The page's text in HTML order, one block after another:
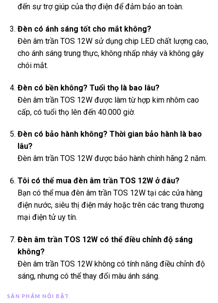
đến sự trợ giúp của thợ điện để đảm bảo an toàn.
Đèn có ánh sáng tốt cho mắt không?
Đèn âm trần TOS 12W sử dụng chip LED chất lượng cao,
cho ánh sáng trung thực, không nhấp nháy và không gây
chói mắt.
Đèn có bền không? Tuổi thọ là bao lâu?
Đèn âm trần TOS 12W được làm từ hợp kim nhôm cao
cấp, có tuổi thọ lên đến 40.000 giờ.
Đèn có bảo hành không? Thời gian bảo hành là bao
lâu?
Đèn âm trần TOS 12W được bảo hành chính hãng 2 năm.
Tôi có thể mua đèn âm trần TOS 12W ở đâu?
Bạn có thể mua đèn âm trần TOS 12W tại các cửa hàng
điện nước, siêu thị điện máy hoặc trên các trang thương
mại điện tử uy tín.
Đèn âm trần TOS 12W có thể điều chỉnh độ sáng
không?
Đèn âm trần TOS 12W không có tính năng điều chỉnh độ
sáng, nhưng có thể thay đổi màu ánh sáng.
SẢN PHẨM NỔI BẬT